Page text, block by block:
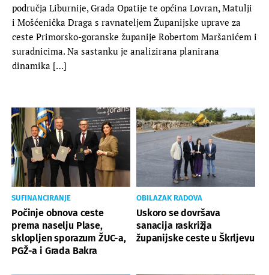
područja Liburnije, Grada Opatije te općina Lovran, Matulji
i Mošćenička Draga s ravnateljem Županijske uprave za
ceste Primorsko-goranske županije Robertom Maršanićem i
suradnicima. Na sastanku je analizirana planirana
dinamika […]
SUFINANCIRANJE
Počinje obnova ceste
prema naselju Plase,
sklopljen sporazum ŽUC-a,
PGŽ-a i Grada Bakra
OBILAZAK RADOVA
Uskoro se dovršava
sanacija raskrižja
županijske ceste u Škrljevu